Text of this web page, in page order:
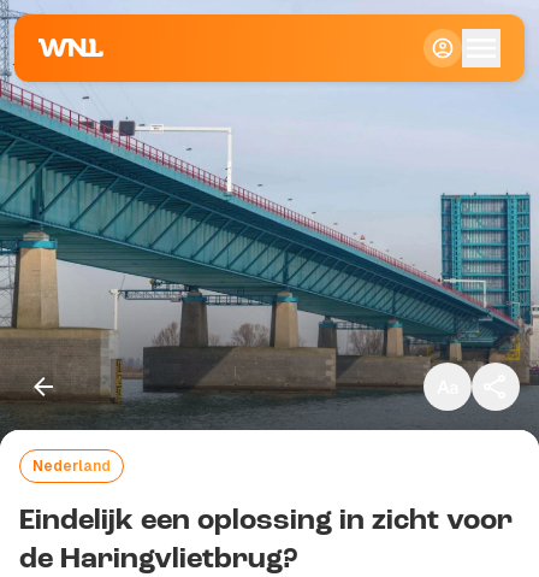
Klein
Standaard
Groot
Nederland
Eindelijk een oplossing in zicht voor
de Haringvlietbrug?